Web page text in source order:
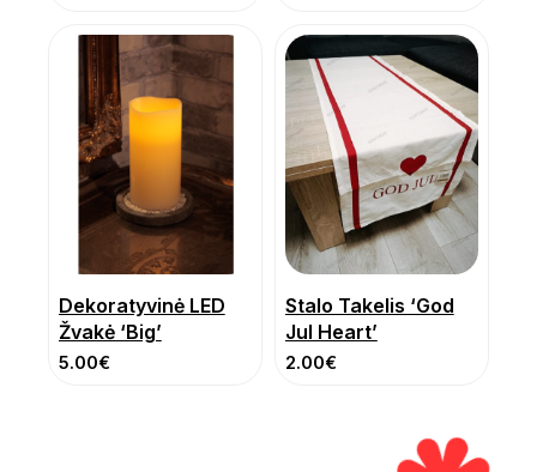
Dekoratyvinė LED
Žvakė ‘Big’
5.00€
Stalo Takelis ‘God
Jul Heart’
2.00€